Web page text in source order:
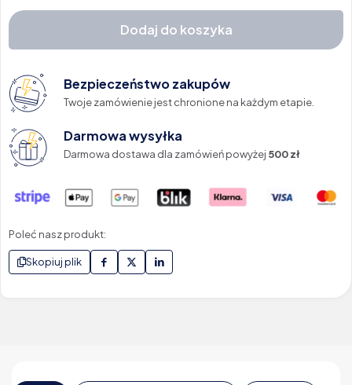
Dodaj do koszyka
Bezpieczeństwo zakupów
Twoje zamówienie jest chronione na każdym etapie.
Darmowa wysyłka
Darmowa dostawa dla zamówień powyżej 500 zł
Poleć nasz produkt:
Skopiuj plik